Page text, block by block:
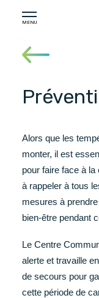
Alors que les
monter, il est
pour faire face à
à rappeler à tous
mesures à
bien-être pendant
Le Centre
alerte et travaille
de secours pour
cette période de